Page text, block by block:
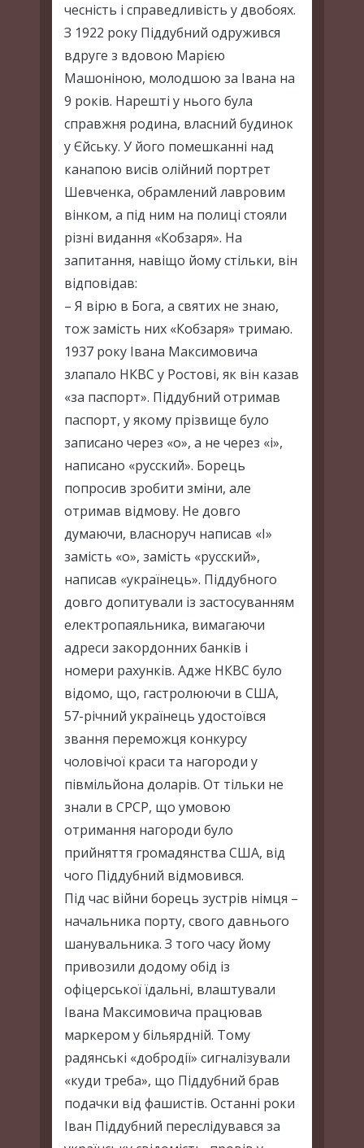
чесність і справедливість у двобоях.
З 1922 року Піддубний одружився
вдруге з вдовою Марією
Машоніною, молодшою за Івана на
9 років. Нарешті у нього була
справжня родина, власний будинок
у Єйську. У його помешканні над
канапою висів олійний портрет
Шевченка, обрамлений лавровим
вінком, а під ним на полиці стояли
різні видання «Кобзаря». На
запитання, навіщо йому стільки, він
відповідав:
– Я вірю в Бога, а святих не знаю,
тож замість них «Кобзаря» тримаю.
1937 року Івана Максимовича
злапало НКВС у Ростові, як він казав
«за паспорт». Піддубний отримав
паспорт, у якому прізвище було
записано через «о», а не через «і»,
написано «русский». Борець
попросив зробити зміни, але
отримав відмову. Не довго
думаючи, власноруч написав «І»
замість «о», замість «русский»,
написав «українець». Піддубного
довго допитували із застосуванням
електропаяльника, вимагаючи
адреси закордонних банків і
номери рахунків. Адже НКВС було
відомо, що, гастролюючи в США,
57-річний українець удостоївся
звання переможця конкурсу
чоловічої краси та нагороди у
півмільйона доларів. От тільки не
знали в СРСР, що умовою
отримання нагороди було
прийняття громадянства США, від
чого Піддубний відмовився.
Під час війни борець зустрів німця –
начальника порту, свого давнього
шанувальника. З того часу йому
привозили додому обід із
офіцерської їдальні, влаштували
Івана Максимовича працював
маркером у більярдній. Тому
радянські «добродії» сигналізували
«куди треба», що Піддубний брав
подачки від фашистів. Останні роки
Іван Піддубний переслідувався за